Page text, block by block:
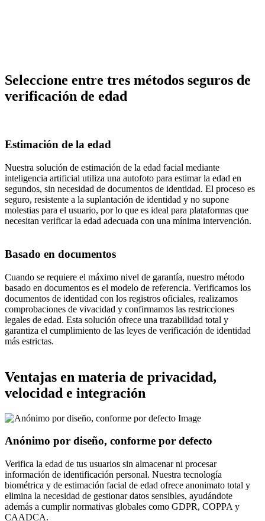
Seleccione entre tres métodos seguros de
verificación de edad
Estimación de la edad
Nuestra solución de estimación de la edad facial mediante
inteligencia artificial utiliza una autofoto para estimar la edad en
segundos, sin necesidad de documentos de identidad. El proceso es
seguro, resistente a la suplantación de identidad y no supone
molestias para el usuario, por lo que es ideal para plataformas que
necesitan verificar la edad adecuada con una mínima intervención.
Basado en documentos
Cuando se requiere el máximo nivel de garantía, nuestro método
basado en documentos es el modelo de referencia. Verificamos los
documentos de identidad con los registros oficiales, realizamos
comprobaciones de vivacidad y confirmamos las restricciones
legales de edad. Esta solución ofrece una trazabilidad total y
garantiza el cumplimiento de las leyes de verificación de identidad
más estrictas.
Ventajas en materia de privacidad,
velocidad e integración
Anónimo por diseño, conforme por defecto
Verifica la edad de tus usuarios sin almacenar ni procesar
información de identificación personal. Nuestra tecnología
biométrica y de estimación facial de edad ofrece anonimato total y
elimina la necesidad de gestionar datos sensibles, ayudándote
además a cumplir normativas globales como GDPR, COPPA y
CAADCA.